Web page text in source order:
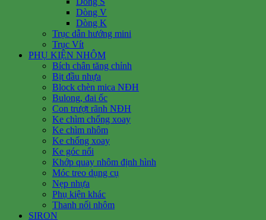
Dòng V
Dòng K
Trục dẫn hướng mini
Trục Vít
PHỤ KIỆN NHÔM
Bích chân tăng chỉnh
Bịt đầu nhựa
Block chèn mica NĐH
Bulong, đai ốc
Con trượt rãnh NĐH
Ke chìm chống xoay
Ke chìm nhôm
Ke chống xoay
Ke góc nổi
Khớp quay nhôm định hình
Móc treo dụng cụ
Nẹp nhựa
Phụ kiện khác
Thanh nối nhôm
SIRON